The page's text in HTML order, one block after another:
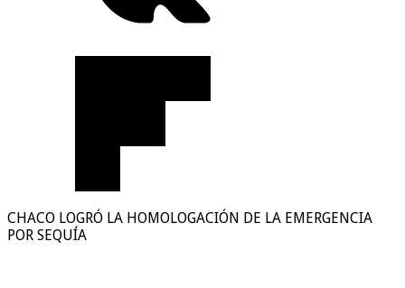
CHACO LOGRÓ LA HOMOLOGACIÓN DE LA EMERGENCIA
POR SEQUÍA